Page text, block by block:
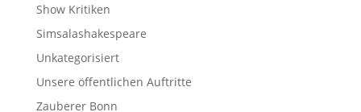
Show Kritiken
Simsalashakespeare
Unkategorisiert
Unsere öffentlichen Auftritte
Zauberer Bonn